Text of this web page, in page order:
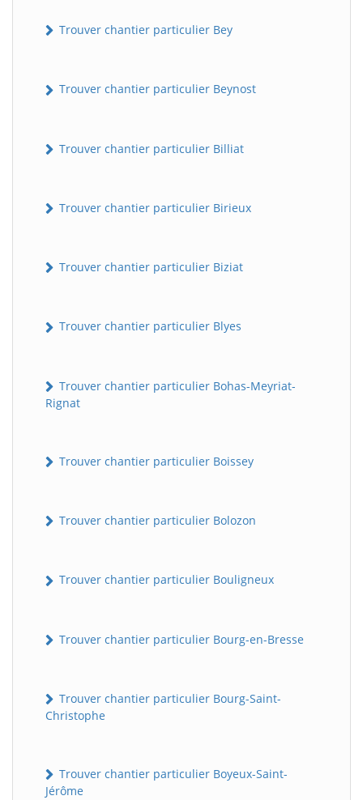
Trouver chantier particulier Bey
Trouver chantier particulier Beynost
Trouver chantier particulier Billiat
Trouver chantier particulier Birieux
Trouver chantier particulier Biziat
Trouver chantier particulier Blyes
Trouver chantier particulier Bohas-Meyriat-
Rignat
Trouver chantier particulier Boissey
Trouver chantier particulier Bolozon
Trouver chantier particulier Bouligneux
Trouver chantier particulier Bourg-en-Bresse
Trouver chantier particulier Bourg-Saint-
Christophe
Trouver chantier particulier Boyeux-Saint-
Jérôme